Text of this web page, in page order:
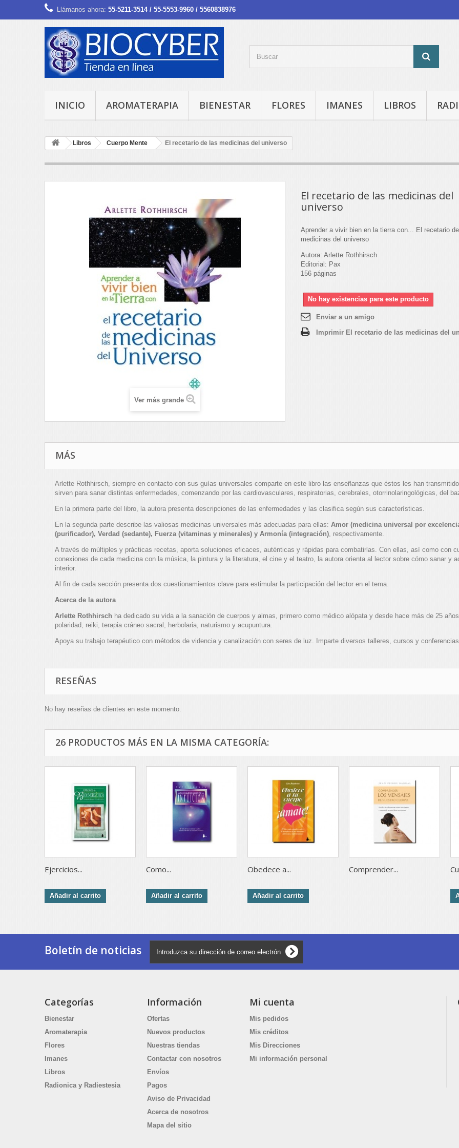
Llámanos ahora: 55-5211-3514 / 55-5553-9960 / 5560838976
INICIO AROMATERAPIA BIENESTAR FLORES IMANES LIBROS
Libros Cuerpo Mente El recetario de las medicinas del universo
Ver más grande
El recetario de las medicinas del
universo
Aprender a vivir bien en la tierra con... El recetario
medicinas del universo
Autora: Arlette Rothhirsch
Editorial: Pax
156 páginas
No hay existencias para este producto
Enviar a un amigo
Imprimir El recetario de las medicinas del
MÁS
Arlette Rothhirsch, siempre en contacto con sus guías universales comparte en este libro las enseñanzas que éstos les han
sirven para sanar distintas enfermedades, comenzando por las cardiovasculares, respiratorias, cerebrales, otorrinolaringológicas, del
En la primera parte del libro, la autora presenta descripciones de las enfermedades y las clasifica según sus características.
En la segunda parte describe las valiosas medicinas universales más adecuadas para ellas: Amor (medicina universal por
(purificador), Verdad (sedante), Fuerza (vitaminas y minerales) y Armonía (integración), respectivamente.
A través de múltiples y prácticas recetas, aporta soluciones eficaces, auténticas y rápidas para combatirlas. Con ellas, así como con
conexiones de cada medicina con la música, la pintura y la literatura, el cine y el teatro, la autora orienta al lector sobre cómo sanar y
interior.
Al fin de cada sección presenta dos cuestionamientos clave para estimular la participación del lector en el tema.
Acerca de la autora
Arlette Rothhirsch ha dedicado su vida a la sanación de cuerpos y almas, primero como médico alópata y desde hace más de 25
polaridad, reiki, terapia cráneo sacral, herbolaria, naturismo y acupuntura.
Apoya su trabajo terapéutico con métodos de videncia y canalización con seres de luz. Imparte diversos talleres, cursos y
RESEÑAS
No hay reseñas de clientes en este momento.
26 PRODUCTOS MÁS EN LA MISMA CATEGORÍA:
Ejercicios...
Añadir al carrito
Como...
Añadir al carrito
Obedece a...
Añadir al carrito
Comprender...
Boletín de noticias
Categorías
Bienestar
Aromaterapia
Flores
Imanes
Libros
Radionica y Radiestesia
Información
Ofertas
Nuevos productos
Nuestras tiendas
Contactar con nosotros
Envíos
Pagos
Aviso de Privacidad
Acerca de nosotros
Mapa del sitio
Mi cuenta
Mis pedidos
Mis créditos
Mis Direcciones
Mi información personal